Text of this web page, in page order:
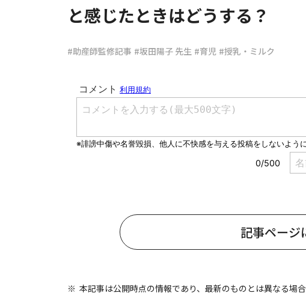
#ワンオペ育児 #コミックエッセイ
#渡邊大地の令和的ワーパパ道 #ベビーニュ
と感じたときはどうする？
#助産師監修記事 #坂田陽子 先生 #育児 #授乳・ミルク
記事ページ
本記事は公開時点の情報であり、最新のものとは異なる場